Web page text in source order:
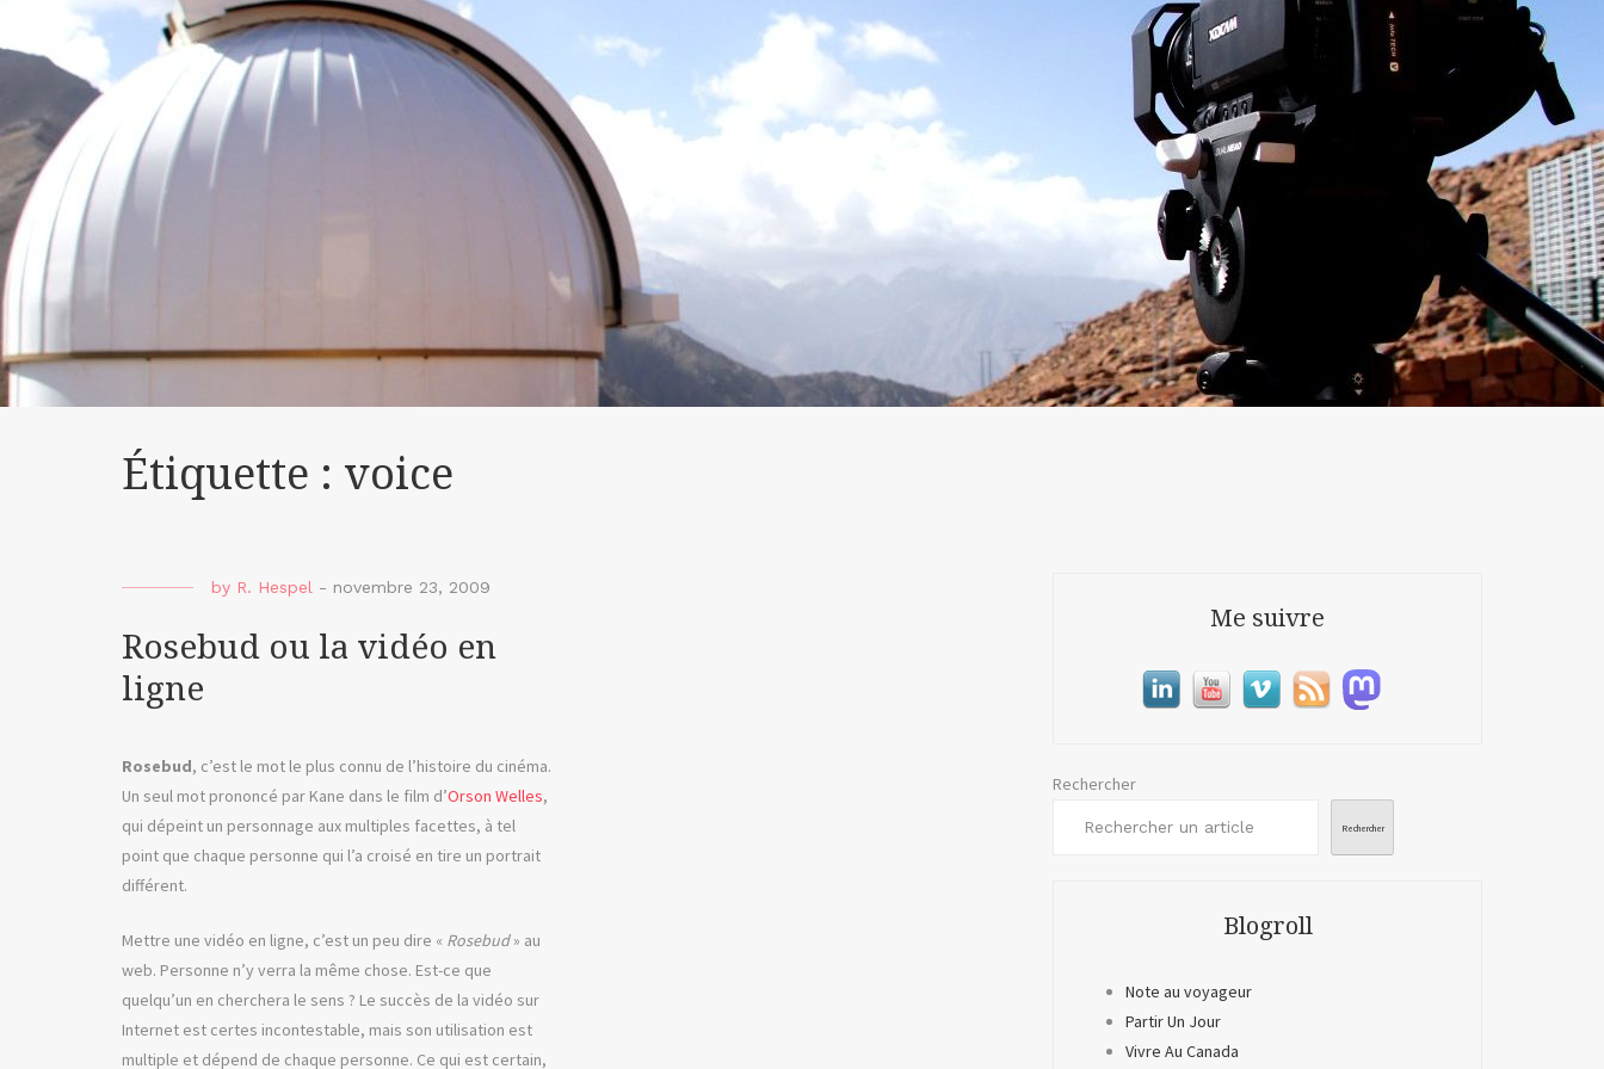
Étiquette : voice
by R. Hespel - novembre 23, 2009
Rosebud ou la vidéo en
ligne
Rosebud, c’est le mot le plus connu de l’histoire du cinéma.
Un seul mot prononcé par Kane dans le film d’Orson Welles,
qui dépeint un personnage aux multiples facettes, à tel
point que chaque personne qui l’a croisé en tire un portrait
différent.
Mettre une vidéo en ligne, c’est un peu dire « Rosebud» au
web. Personne n’y verra la même chose. Est-ce que
quelqu’un en cherchera le sens ? Le succès de la vidéo sur
Internet est certes incontestable, mais son utilisation est
multiple et dépend de chaque personne. Ce qui est certain,
Me suivre
Rechercher
Rechercher
Blogroll
Note au voyageur
Partir Un Jour
Vivre Au Canada